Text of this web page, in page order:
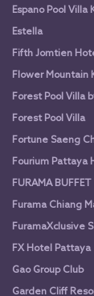
Espano Pool Villa
Estella
Fifth Jomtien
Flower Mountain
Forest Pool Villa
Forest Pool Villa
Fortune Saeng
Fourium Pattaya
FURAMA BUFFET
Furama Chiang
FuramaXclusive
FX Hotel Pattaya
Gao Group Club
Garden Cliff